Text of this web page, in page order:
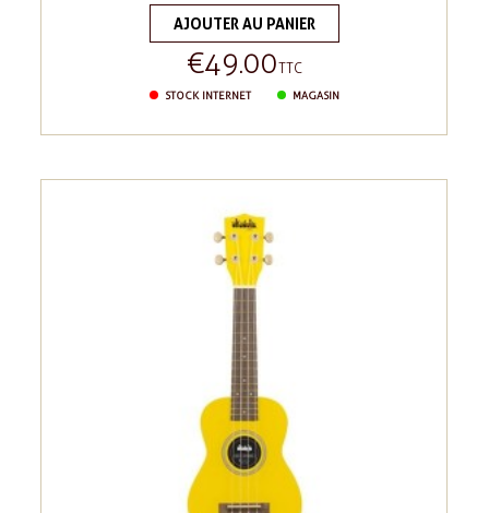
AJOUTER AU PANIER
Price
€49.00TTC
STOCK INTERNET MAGASIN